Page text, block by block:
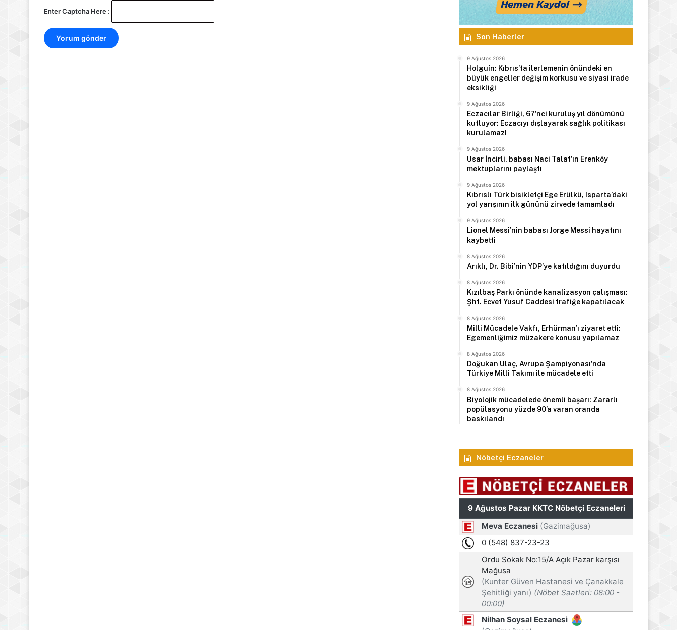
Enter Captcha Here :
Son Haberler
9 Ağustos 2026
Holguín: Kıbrıs’ta ilerlemenin önündeki en
büyük engeller değişim korkusu ve siyasi irade
eksikliği
9 Ağustos 2026
Eczacılar Birliği, 67’nci kuruluş yıl dönümünü
kutluyor: Eczacıyı dışlayarak sağlık politikası
kurulamaz!
9 Ağustos 2026
Usar İncirli, babası Naci Talat’ın Erenköy
mektuplarını paylaştı
9 Ağustos 2026
Kıbrıslı Türk bisikletçi Ege Erülkü, Isparta’daki
yol yarışının ilk gününü zirvede tamamladı
9 Ağustos 2026
Lionel Messi’nin babası Jorge Messi hayatını
kaybetti
8 Ağustos 2026
Arıklı, Dr. Bibi’nin YDP’ye katıldığını duyurdu
8 Ağustos 2026
Kızılbaş Parkı önünde kanalizasyon çalışması:
Şht. Ecvet Yusuf Caddesi trafiğe kapatılacak
8 Ağustos 2026
Milli Mücadele Vakfı, Erhürman’ı ziyaret etti:
Egemenliğimiz müzakere konusu yapılamaz
8 Ağustos 2026
Doğukan Ulaç, Avrupa Şampiyonası’nda
Türkiye Milli Takımı ile mücadele etti
8 Ağustos 2026
Biyolojik mücadelede önemli başarı: Zararlı
popülasyonu yüzde 90’a varan oranda
baskılandı
Nöbetçi Eczaneler